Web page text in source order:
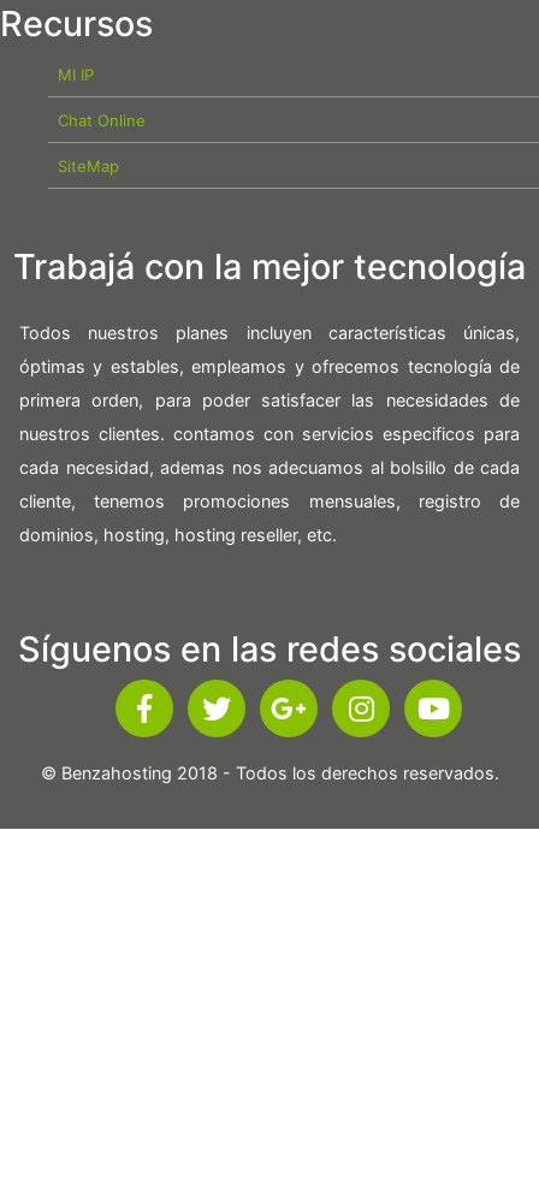
Recursos
MI IP
Chat Online
SiteMap
Trabajá con la mejor tecnología
Todos nuestros planes incluyen características únicas,
óptimas y estables, empleamos y ofrecemos tecnología de
primera orden, para poder satisfacer las necesidades de
nuestros clientes. contamos con servicios especificos para
cada necesidad, ademas nos adecuamos al bolsillo de cada
cliente, tenemos promociones mensuales, registro de
dominios, hosting, hosting reseller, etc.
Síguenos en las redes sociales
© Benzahosting 2018 - Todos los derechos reservados.